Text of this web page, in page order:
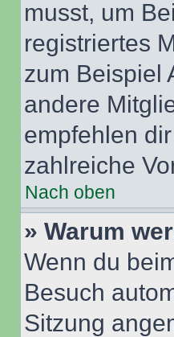
musst, um
registriertes
zum Beispiel
andere
empfehlen
zahlreiche
Nach oben
» Warum
Wenn du
Besuch
Sitzung